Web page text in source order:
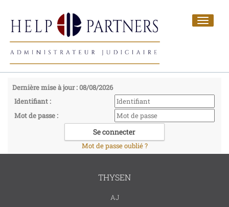
Toggle
Dernière mise à jour : 08/08/2026
Identifiant :
Mot de passe :
Mot de passe oublié ?
THYSEN
AJ